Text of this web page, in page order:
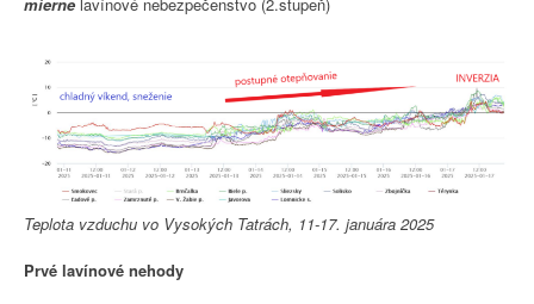
Teplota vzduchu vo Vysokých Tatrách, 11-17. januára 2025
Prvé lavínové nehody